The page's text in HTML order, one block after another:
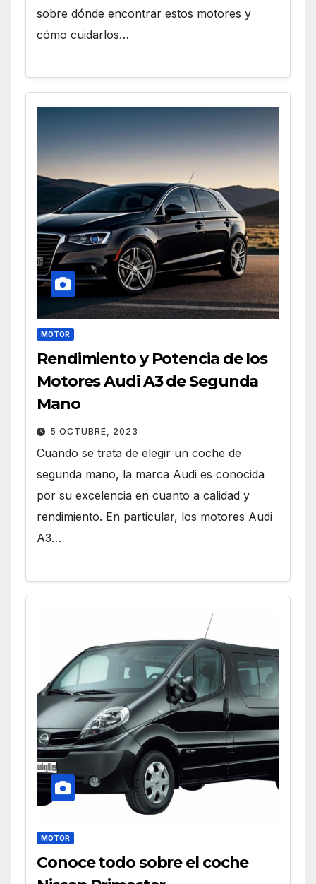
sobre dónde encontrar estos motores y
cómo cuidarlos…
MOTOR
Rendimiento y Potencia de los
Motores Audi A3 de Segunda
Mano
5 OCTUBRE, 2023
Cuando se trata de elegir un coche de
segunda mano, la marca Audi es conocida
por su excelencia en cuanto a calidad y
rendimiento. En particular, los motores Audi
A3…
MOTOR
Conoce todo sobre el coche